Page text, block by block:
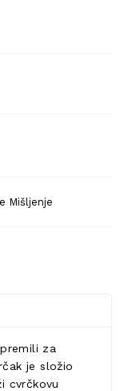
Mišljenje
za
je složio
cvrčkovu